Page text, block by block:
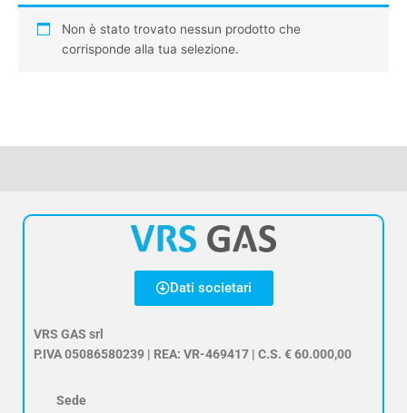
Non è stato trovato nessun prodotto che
corrisponde alla tua selezione.
Dati societari
VRS GAS srl
P.IVA 05086580239 | REA: VR-469417 | C.S. € 60.000,00
Sede